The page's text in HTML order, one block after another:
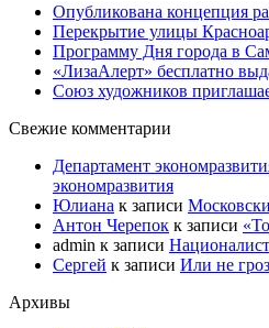
Опубликована концепция
Перекрытие улицы
Программу Дня города в
«ЛизаАлерт» бесплатно
Союз художников
Свежие комментарии
Департамент
экономразвития
Юлиана к записи
Антон Черепок к записи
admin к записи
Сергей к записи Или не
Архивы